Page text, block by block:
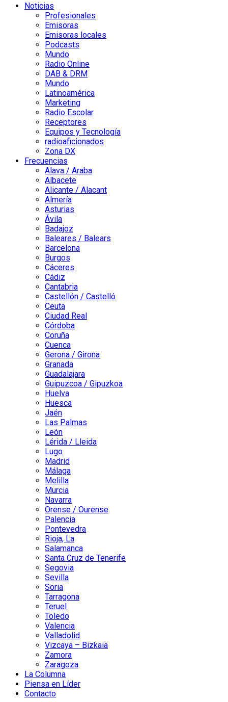
Noticias
Profesionales
Emisoras
Emisoras locales
Podcasts
Mundo
Radio Online
DAB & DRM
Mundo
Latinoamérica
Marketing
Radio Escolar
Receptores
Equipos y Tecnología
radioaficionados
Zona DX
Frecuencias
Alava / Araba
Albacete
Alicante / Alacant
Almería
Asturias
Ávila
Badajoz
Baleares / Balears
Barcelona
Burgos
Cáceres
Cádiz
Cantabria
Castellón / Castelló
Ceuta
Ciudad Real
Córdoba
Coruña
Cuenca
Gerona / Girona
Granada
Guadalajara
Guipuzcoa / Gipuzkoa
Huelva
Huesca
Jaén
Las Palmas
León
Lérida / Lleida
Lugo
Madrid
Málaga
Melilla
Murcia
Navarra
Orense / Ourense
Palencia
Pontevedra
Rioja, La
Salamanca
Santa Cruz de Tenerife
Segovia
Sevilla
Soria
Tarragona
Teruel
Toledo
Valencia
Valladolid
Vizcaya – Bizkaia
Zamora
Zaragoza
La Columna
Piensa en Líder
Contacto